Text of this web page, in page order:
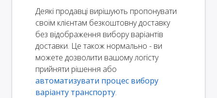
Деякі продавці вирішують пропонувати
своїм клієнтам безкоштовну доставку
без відображення вибору варіантів
доставки. Це також нормально - ви
можете дозволити вашому логісту
прийняти рішення або
автоматизувати процес вибору
варіанту транспорту.